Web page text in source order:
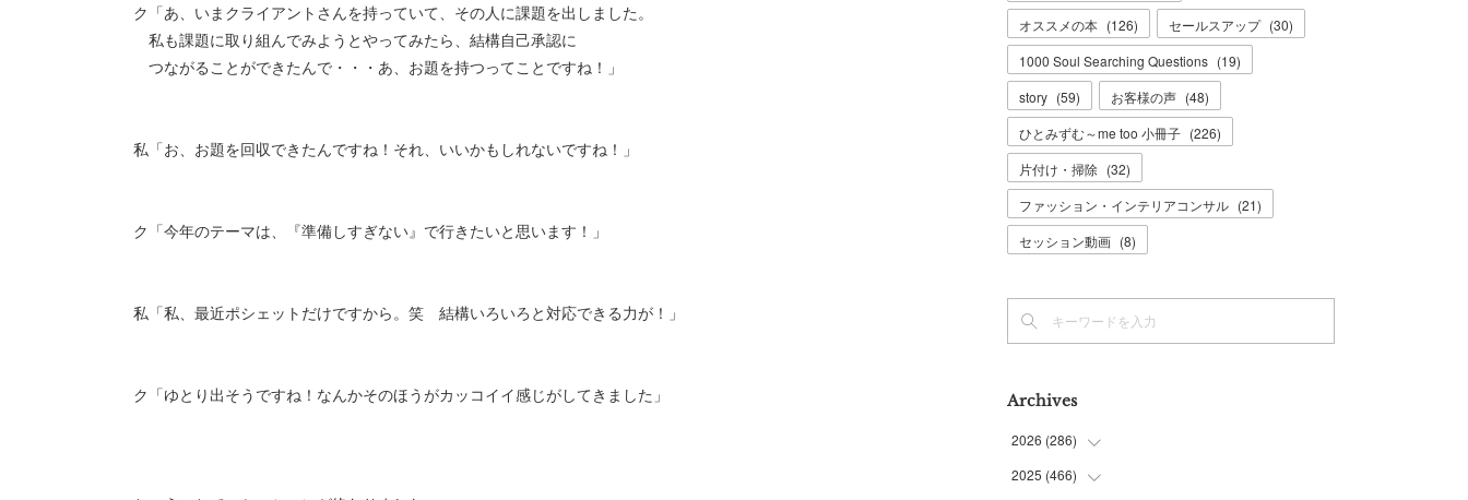
ク「あ、いまクライアントさんを持っていて、その人に課題を出しました。
私も課題に取り組んでみようとやってみたら、結構自己承認に
つながることができたんで・・・あ、お題を持つってことですね！」
私「お、お題を回収できたんですね！それ、いいかもしれないですね！」
ク「今年のテーマは、『準備しすぎない』で行きたいと思います！」
私「私、最近ポシェットだけですから。笑 結構いろいろと対応できる力が！」
ク「ゆとり出そうですね！なんかそのほうがカッコイイ感じがしてきました」
オススメの本 (126) セールスアップ (30)
1000 Soul Searching Questions (19)
story (59) お客様の声 (48)
ひとみずむ～me too 小冊子 (226)
片付け・掃除 (32)
ファッション・インテリアコンサル (21)
セッション動画 (8)
Archives
2026 (286)
(7)
2025 (466)